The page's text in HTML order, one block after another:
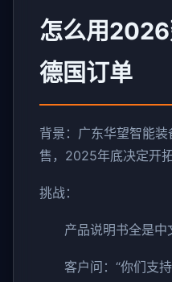
怎么用
德国订单
背景：广东华望智能
售，2025年底决定开拓
挑战：
产品说明书全是中
客户问：“你们支